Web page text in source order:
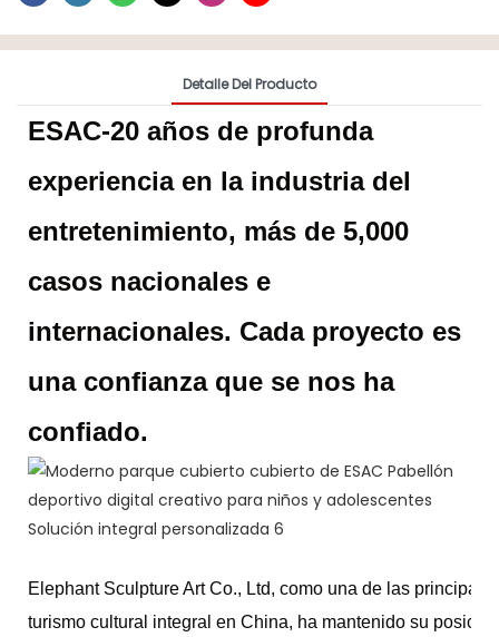
Detalle Del Producto
ESAC-20 años de profunda
experiencia en la industria del
entretenimiento, más de 5,000
casos nacionales e
internacionales. Cada proyecto es
una confianza que se nos ha
confiado.
Elephant Sculpture Art Co., Ltd, como una de las
turismo cultural integral en China, ha mantenido su